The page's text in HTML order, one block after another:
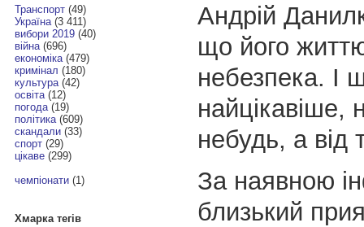
Транспорт(49)
Україна(3 411)
вибори 2019(40)
війна(696)
економіка(479)
кримінал (180)
культура(42)
освіта(12)
погода(19)
політика(609)
скандали(33)
спорт(29)
цікаве(299)
чемпіонати(1)
Хмарка тегів
Андрій
що його
небезпека. І
найцікавіше,
небудь, а від
За наявною
близький